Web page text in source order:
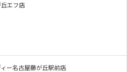
エフ店
ー名古屋藤が丘駅前店